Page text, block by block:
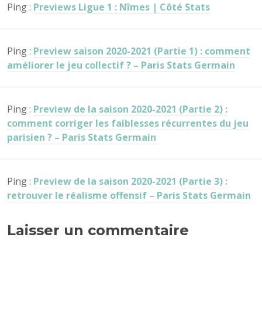
Ping : Previews Ligue 1 : Nîmes | Côté Stats
Ping : Preview saison 2020-2021 (Partie 1) : comment
améliorer le jeu collectif ? – Paris Stats Germain
Ping : Preview de la saison 2020-2021 (Partie 2) :
comment corriger les faiblesses récurrentes du jeu
parisien ? – Paris Stats Germain
Ping : Preview de la saison 2020-2021 (Partie 3) :
retrouver le réalisme offensif – Paris Stats Germain
Laisser un commentaire